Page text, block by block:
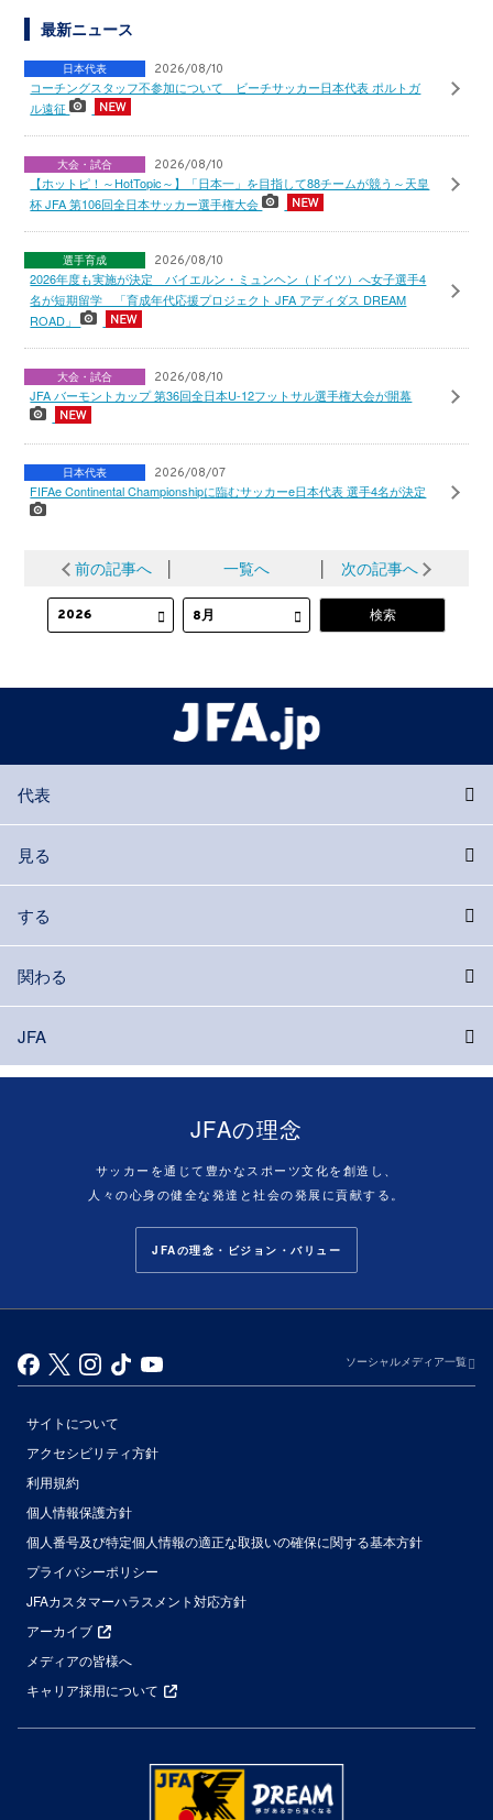
最新ニュース
日本代表 2026/08/10
コーチングスタッフ不参加について ビーチサッカー日本代表 ポルトガ
ル遠征
大会・試合 2026/08/10
【ホットピ！～HotTopic～】「日本一」を目指して88チームが競う～天皇
杯 JFA 第106回全日本サッカー選手権大会
選手育成 2026/08/10
2026年度も実施が決定 バイエルン・ミュンヘン（ドイツ）へ女子選手4
名が短期留学 「育成年代応援プロジェクト JFA アディダス DREAM
ROAD」
大会・試合 2026/08/10
JFA バーモントカップ 第36回全日本U-12フットサル選手権大会が開幕
日本代表 2026/08/07
FIFAe Continental Championshipに臨むサッカーe日本代表 選手4名が決定
前の記事へ 一覧へ 次の記事へ
代表
見る
する
関わる
JFA
JFAの理念
サッカーを通じて豊かなスポーツ文化を創造し、
人々の心身の健全な発達と社会の発展に貢献する。
JFAの理念・ビジョン・バリュー
ソーシャルメディア一覧
サイトについて
アクセシビリティ方針
利用規約
個人情報保護方針
個人番号及び特定個人情報の適正な取扱いの確保に関する基本方針
プライバシーポリシー
JFAカスタマーハラスメント対応方針
アーカイブ
メディアの皆様へ
キャリア採用について